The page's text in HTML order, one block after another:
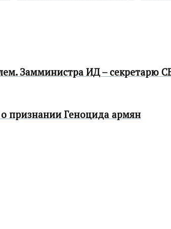
Замминистра ИД – секретарю
признании Геноцида армян